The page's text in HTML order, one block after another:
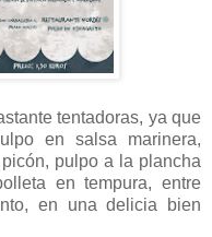
tentadoras, ya que
en salsa marinera,
pulpo a la plancha
en tempura, entre
en una delicia bien